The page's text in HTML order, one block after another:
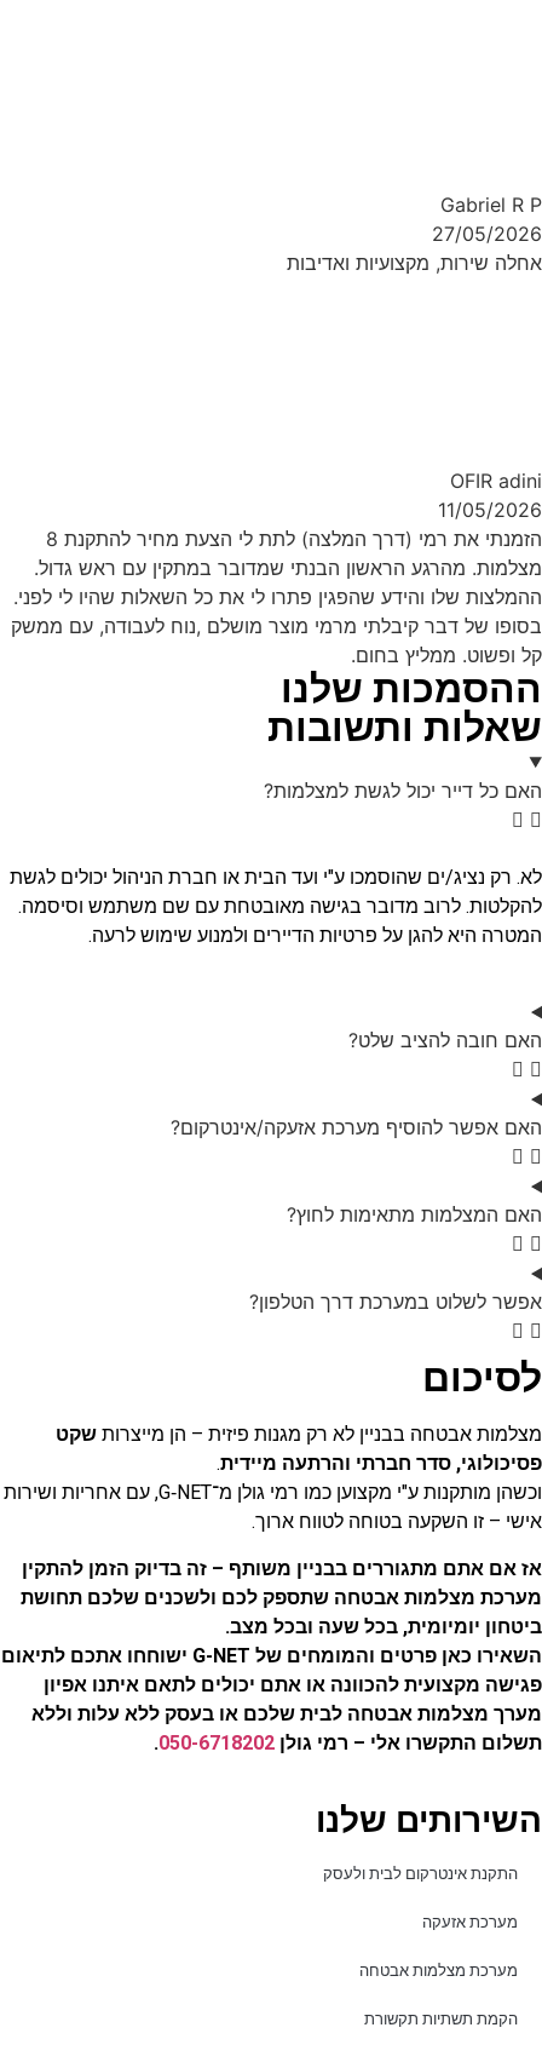
Gabriel R P
27/05/2026
אחלה שירות, מקצועיות ואדיבות
OFIR adini
11/05/2026
הזמנתי את רמי (דרך המלצה) לתת לי הצעת מחיר להתקנת 8
מצלמות. מהרגע הראשון הבנתי שמדובר במתקין עם ראש גדול.
ההמלצות שלו והידע שהפגין פתרו לי את כל השאלות שהיו לי לפני.
בסופו של דבר קיבלתי מרמי מוצר מושלם ,נוח לעבודה, עם ממשק
קל ופשוט. ממליץ בחום.
ההסמכות שלנו
שאלות ותשובות
האם כל דייר יכול לגשת למצלמות?
לא. רק נציג/ים שהוסמכו ע"י ועד הבית או חברת הניהול יכולים לגשת
להקלטות. לרוב מדובר בגישה מאובטחת עם שם משתמש וסיסמה.
המטרה היא להגן על פרטיות הדיירים ולמנוע שימוש לרעה.
האם חובה להציב שלט?
האם אפשר להוסיף מערכת אזעקה/אינטרקום?
האם המצלמות מתאימות לחוץ?
אפשר לשלוט במערכת דרך הטלפון?
לסיכום
מצלמות אבטחה בבניין לא רק מגנות פיזית – הן מייצרות שקט
פסיכולוגי, סדר חברתי והרתעה מיידית.
וכשהן מותקנות ע"י מקצוען כמו רמי גולן מ־G‑NET, עם אחריות ושירות
אישי – זו השקעה בטוחה לטווח ארוך.
אז אם אתם מתגוררים בבניין משותף – זה בדיוק הזמן להתקין
מערכת מצלמות אבטחה שתספק לכם ולשכנים שלכם תחושת
ביטחון יומיומית, בכל שעה ובכל מצב.
השאירו כאן פרטים והמומחים של G-NET ישוחחו אתכם לתיאום
פגישה מקצועית להכוונה או אתם יכולים לתאם איתנו אפיון
מערך מצלמות אבטחה לבית שלכם או בעסק ללא עלות וללא
תשלום התקשרו אלי – רמי גולן 050-6718202
.
השירותים שלנו
התקנת אינטרקום לבית ולעסק
מערכת אזעקה
מערכת מצלמות אבטחה
הקמת תשתיות תקשורת